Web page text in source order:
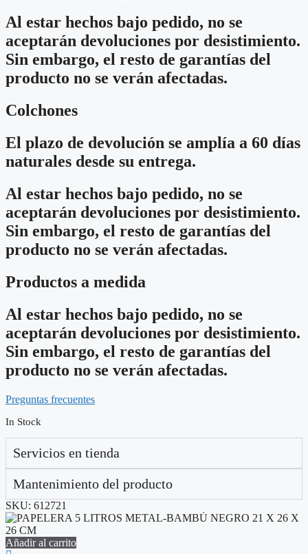
Al estar hechos bajo pedido, no se
aceptarán devoluciones por desistimiento.
Sin embargo, el resto de garantías del
producto no se verán afectadas.
Colchones
El plazo de devolución se amplía a 60 días
naturales desde su entrega.
Al estar hechos bajo pedido, no se
aceptarán devoluciones por desistimiento.
Sin embargo, el resto de garantías del
producto no se verán afectadas.
Productos a medida
Al estar hechos bajo pedido, no se
aceptarán devoluciones por desistimiento.
Sin embargo, el resto de garantías del
producto no se verán afectadas.
Preguntas frecuentes
In Stock
Servicios en tienda
Mantenimiento del producto
SKU: 612721
Añadir al carrito